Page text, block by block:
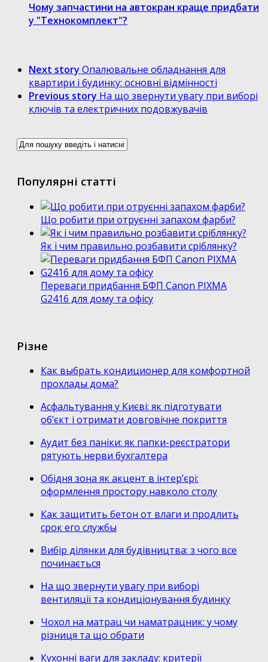
Чому запчастини на автокран краще придбати
у "Технокомплект"?
Next story Опалювальне обладнання для
квартири і будинку: основні відмінності
Previous story На що звернути увагу при виборі
ключів та електричних подовжувачів
Популярні статті
Що робити при отруєнні запахом фарби?
Як і чим правильно розбавити сріблянку?
Переваги придбання БФП Canon PIXMA
G2416 для дому та офісу
Різне
Как выбрать кондиционер для комфортной
прохлады дома?
Асфальтування у Києві: як підготувати
об’єкт і отримати довговічне покриття
Аудит без паніки: як папки-реєстратори
рятують нерви бухгалтера
Обідня зона як акцент в інтер’єрі:
оформлення простору навколо столу
Как защитить бетон от влаги и продлить
срок его службы
Вибір ділянки для будівництва: з чого все
починається
На що звернути увагу при виборі
вентиляції та кондиціонування будинку
Чохол на матрац чи наматрацник: у чому
різниця та що обрати
Кухонні ваги для закладу: критерії